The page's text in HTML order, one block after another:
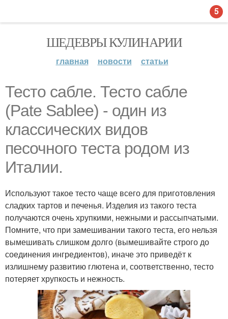
ШЕДЕВРЫ КУЛИНАРИИ
главная новости статьи
Тесто сабле. Тесто сабле
(Pate Sablee) - один из
классических видов
песочного теста родом из
Италии.
Используют такое тесто чаще всего для приготовления
сладких тартов и печенья. Изделия из такого теста
получаются очень хрупкими, нежными и рассыпчатыми.
Помните, что при замешивании такого теста, его нельзя
вымешивать слишком долго (вымешивайте строго до
соединения ингредиентов), иначе это приведёт к
излишнему развитию глютена и, соответственно, тесто
потеряет хрупкость и нежность.
5